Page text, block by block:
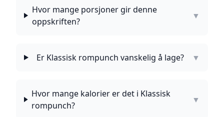
Hvor mange porsjoner gir denne
oppskriften?
▼
Er Klassisk rompunch vanskelig å lage? ▼
Hvor mange kalorier er det i Klassisk
rompunch?
▼